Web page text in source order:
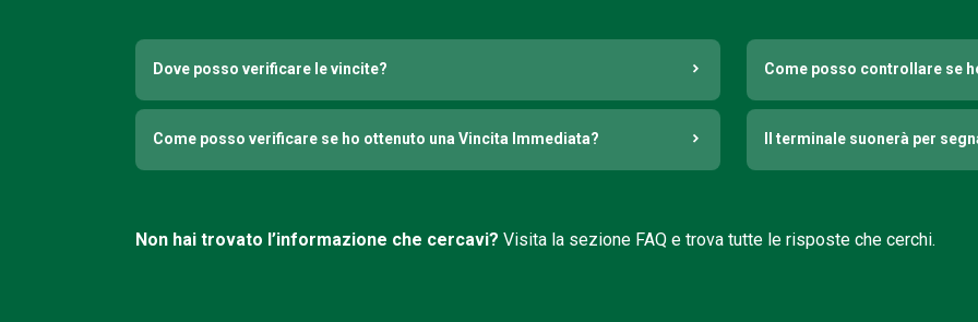
Dove posso verificare le vincite? Come posso controllare se
Come posso verificare se ho ottenuto una Vincita Immediata? Il terminale suonerà per
Non hai trovato l’informazione che cercavi? Visita la sezione FAQ e trova tutte le risposte che cerchi.